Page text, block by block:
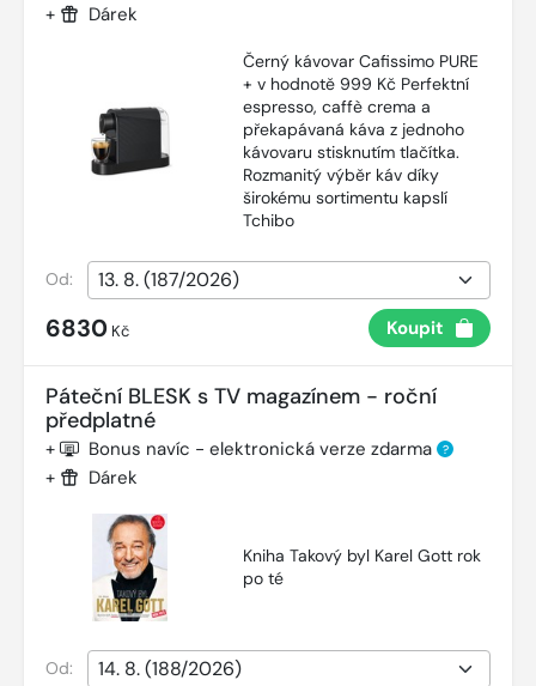
+ Dárek
Černý kávovar Cafissimo PURE
+ v hodnotě 999 Kč Perfektní
espresso, caffè crema a
překapávaná káva z jednoho
kávovaru stisknutím tlačítka.
Rozmanitý výběr káv díky
širokému sortimentu kapslí
Tchibo
Od:
6830 Kč Koupit
Páteční BLESK s TV magazínem - roční
předplatné
+ Bonus navíc - elektronická verze zdarma ?
+ Dárek
Kniha Takový byl Karel Gott rok
po té
Od: